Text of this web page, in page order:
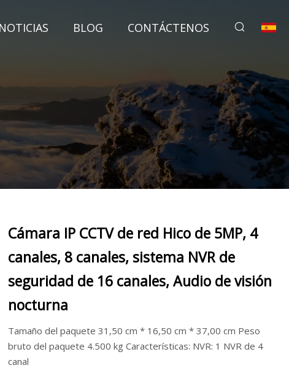
NOTICIAS BLOG CONTÁCTENOS
Cámara IP CCTV de red Hico de 5MP, 4
canales, 8 canales, sistema NVR de
seguridad de 16 canales, Audio de visión
nocturna
Tamaño del paquete 31,50 cm * 16,50 cm * 37,00 cm Peso
bruto del paquete 4.500 kg Características: NVR: 1 NVR de 4
canal